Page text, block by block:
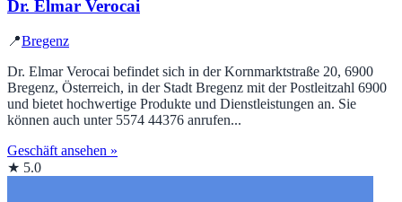
Dr. Elmar Verocai
📍Bregenz
Dr. Elmar Verocai befindet sich in der Kornmarktstraße 20, 6900
Bregenz, Österreich, in der Stadt Bregenz mit der Postleitzahl 6900
und bietet hochwertige Produkte und Dienstleistungen an. Sie
können auch unter 5574 44376 anrufen...
Geschäft ansehen »
★ 5.0